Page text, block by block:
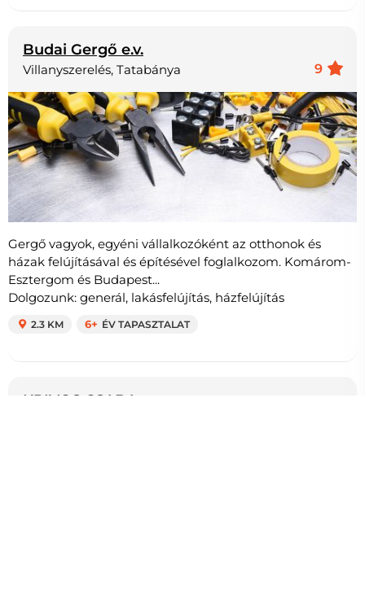
Budai Gergő e.v.
9
Villanyszerelés, Tatabánya
Gergő vagyok, egyéni vállalkozóként az otthonok és
házak felújításával és építésével foglalkozom. Komárom-
Esztergom és Budapest...
Dolgozunk: generál, lakásfelújítás, házfelújítás
2.3 KM 6+ ÉV TAPASZTALAT
KRIVOS CSABA e.v.